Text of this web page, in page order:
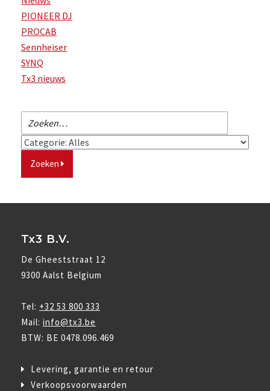
PIONEER DJ
PROCAB
Sennheiser
SYNQ
Tx3 nieuws
Zoeken
naar:
Zoeken
Tx3 B.V.
De Gheeststraat 12
9300 Aalst Belgium
Tel: +32 53 800 333
Mail: info@tx3.be
BTW: BE 0478.096.469
Levering, garantie en retour
Verkoopsvoorwaarden